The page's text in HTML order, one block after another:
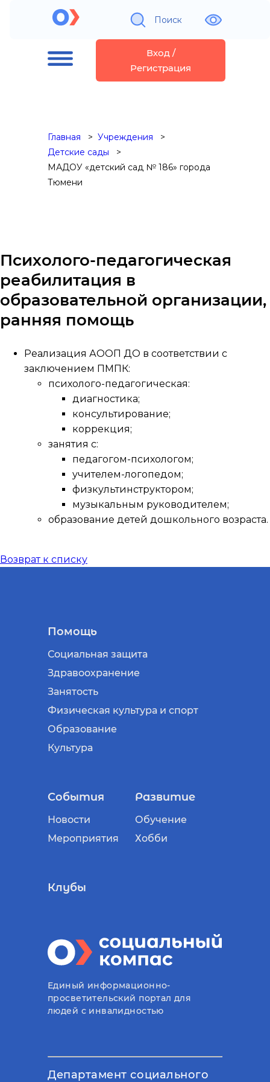
Поиск
Вход /
Регистрация
Главная
Учреждения
Детские сады
МАДОУ «детский сад № 186» города
Тюмени
Психолого-педагогическая
реабилитация в
образовательной организации,
ранняя помощь
Реализация АООП ДО в соответствии с
заключением ПМПК:
психолого-педагогическая:
диагностика;
консультирование;
коррекция;
занятия с:
педагогом-психологом;
учителем-логопедом;
физкультинструктором;
музыкальным руководителем;
образование детей дошкольного возраста.
Возврат к списку
Помощь
Социальная защита
Здравоохранение
Занятость
Физическая культура и спорт
Образование
Культура
События
Новости
Мероприятия
Развитие
Обучение
Хобби
Клубы
Единый информационно-
просветительский портал для
людей с инвалидностью
Департамент социального